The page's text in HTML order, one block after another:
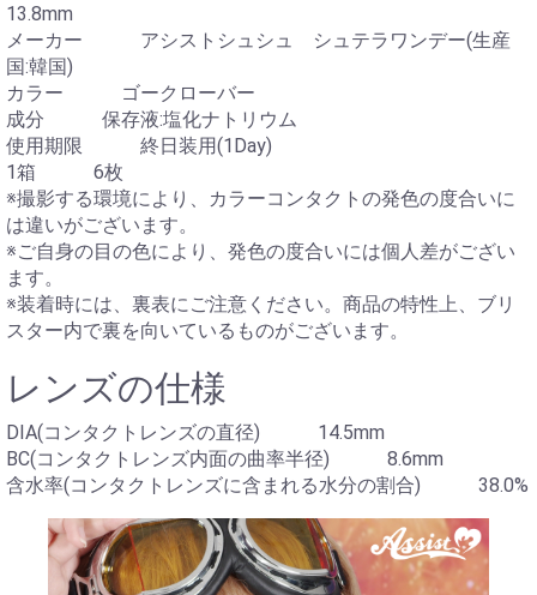
13.8mm
メーカー アシストシュシュ シュテラワンデー(生産
国:韓国)
カラー ゴークローバー
成分 保存液:塩化ナトリウム
使用期限 終日装用(1Day)
1箱 6枚
※撮影する環境により、カラーコンタクトの発色の度合いに
は違いがございます。
※ご自身の目の色により、発色の度合いには個人差がござい
ます。
※装着時には、裏表にご注意ください。商品の特性上、ブリ
スター内で裏を向いているものがございます。
レンズの仕様
DIA(コンタクトレンズの直径) 14.5mm
BC(コンタクトレンズ内面の曲率半径) 8.6mm
含水率(コンタクトレンズに含まれる水分の割合) 38.0%